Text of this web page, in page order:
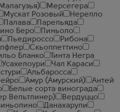
Мерсегера
Мускат Розовый
Нерелло
Палава
Парельяда
Беро
Пиньоло
Пьедироссо
Рибона
Скьоппеттино
Бланко
Тинта Негра
Усахелоури
Чал Караси
Альбаросса
Амур (Амурский)
Антей
Белые сорта винограда
Вельтлинер)
Вердуццо
Данахарули